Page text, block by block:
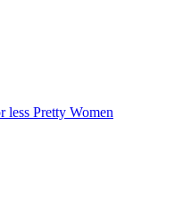
Pretty Women